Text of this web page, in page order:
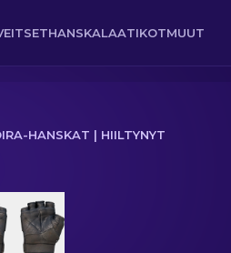
HANSKALAATIKOTMUUT
HANSKAT | HIILTYNYT